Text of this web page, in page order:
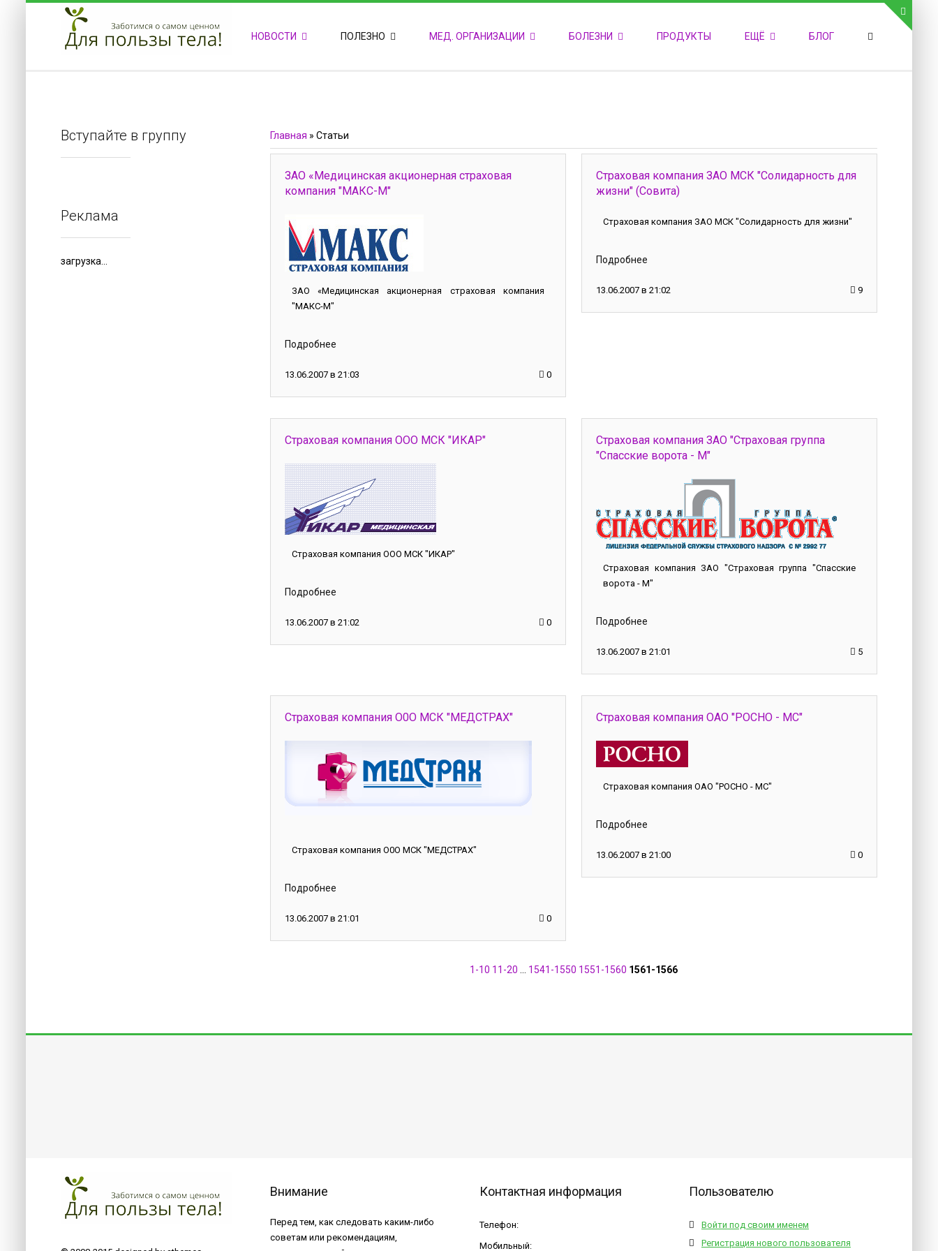
ПРИВЕТСТВУЕМ НА НАШЕМ САЙТЕ
Блок скоро обновится
ПОПУЛЯРНЫЕ НОВОСТИ СВЯЗЬ С АДМИНИСТРАЦИЕЙ САЙТА
Телефон:
НОВОСТИ ПОЛЕЗНО МЕД. ОРГАНИЗАЦИИ БОЛЕЗНИ ПРОДУКТЫ ЕЩЁ БЛОГ
Главная » Статьи
ЗАО «Медицинская акционерная страховая
компания "МАКС-М"
ЗАО «Медицинская акционерная страховая компания
"МАКС-М"
Подробнее
13.06.2007 в 21:03 0
Страховая компания ЗАО МСК "Солидарность для
жизни" (Совита)
Страховая компания ЗАО МСК "Солидарность для жизни"
Подробнее
13.06.2007 в 21:02 9
Страховая компания ООО МСК "ИКАР"
Страховая компания ООО МСК "ИКАР"
Подробнее
13.06.2007 в 21:02 0
Страховая компания ЗАО "Страховая группа
"Спасские ворота - М"
Страховая компания ЗАО "Страховая группа "Спасские
ворота - М"
Подробнее
13.06.2007 в 21:01 5
Страховая компания О0О МСК "МЕДСТРАХ"
Страховая компания О0О МСК "МЕДСТРАХ"
Подробнее
13.06.2007 в 21:01 0
Страховая компания ОАО "РОСНО - МС"
Страховая компания ОАО "РОСНО - МС"
Подробнее
13.06.2007 в 21:00 0
1-10 11-20 1541-1550 1551-1560 1561-1566
Вступайте в группу
Реклама
загрузка...
Внимание
Перед тем, как следовать каким-либо
советам или рекомендациям,
Контактная информация
Телефон:
Мобильный:
Пользователю
Войти под своим именем
Регистрация нового пользователя